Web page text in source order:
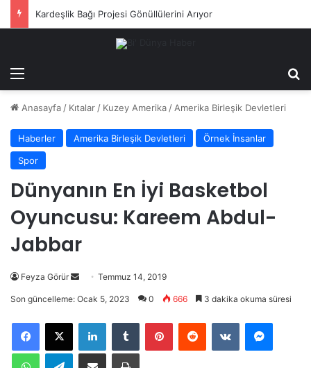
Kudüs Gezisi Ödüllü Online Kudüs Kampı Başlıyor
Menü
Anasayfa / Kıtalar / Kuzey Amerika / Amerika Birleşik Devletleri
Haberler Amerika Birleşik Devletleri
Örnek İnsanlar
Spor
Dünyanın En İyi Basketbol
Oyuncusu: Kareem Abdul-
Jabbar
Feyza Görür
Bir
göndermek
Temmuz 14, 2019
Son güncelleme: Ocak 5, 2023 0 666 3 dakika okuma süresi
LinkedInTumblr PinterestReddit VKontakte
WhatsAppTelegramE-Posta ile paylaş Yazdır